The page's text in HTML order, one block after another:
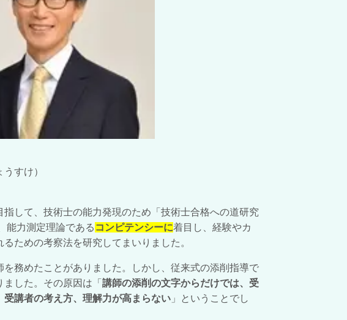
すけ）
して、技術士の能力発現のため「技術士合格への道研究
能力測定理論である コンピテンシーに着目し、経験やカ
ための考察法を研究してまいりました。
務めたことがありました。しかし、従来式の添削指導で
した。その原因は「 講師の添削の文字からだけでは、 受
講者の考え方、理解力が高まらない 」ということでし